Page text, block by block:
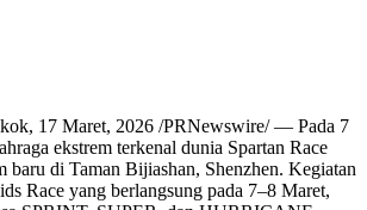
, 17 Maret, 2026 /PRNewswire/ — Pada 7
ekstrem terkenal dunia Spartan Race
baru di Taman Bijiashan, Shenzhen. Kegiatan
Race yang berlangsung pada 7–8 Maret,